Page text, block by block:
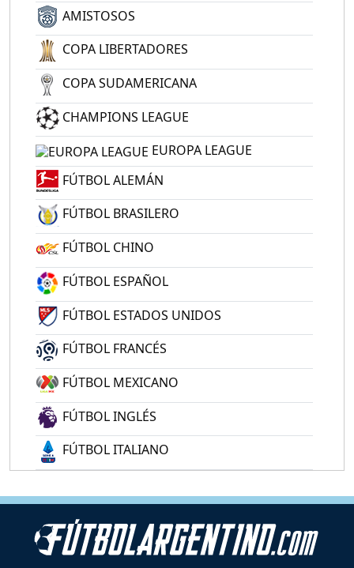
AMISTOSOS
COPA LIBERTADORES
COPA SUDAMERICANA
CHAMPIONS LEAGUE
EUROPA LEAGUE
FÚTBOL ALEMÁN
FÚTBOL BRASILERO
FÚTBOL CHINO
FÚTBOL ESPAÑOL
FÚTBOL ESTADOS UNIDOS
FÚTBOL FRANCÉS
FÚTBOL MEXICANO
FÚTBOL INGLÉS
FÚTBOL ITALIANO